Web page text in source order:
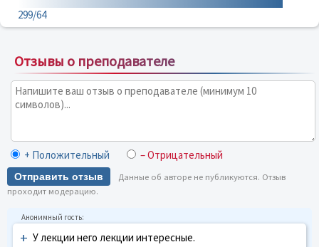
299/64
Отзывы о преподавателе
+ Положительный – Отрицательный
Отправить отзыв
Данные об авторе не публикуются. Отзыв
проходит модерацию.
+ У лекции него лекции интересные.